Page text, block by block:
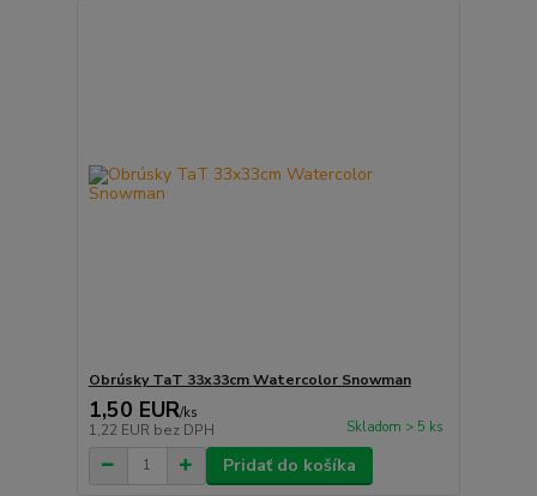
Obrúsky TaT 33x33cm Watercolor Snowman
1,50 EUR/ks
1,22 EUR bez DPH Skladom > 5 ks
Pridať do košíka